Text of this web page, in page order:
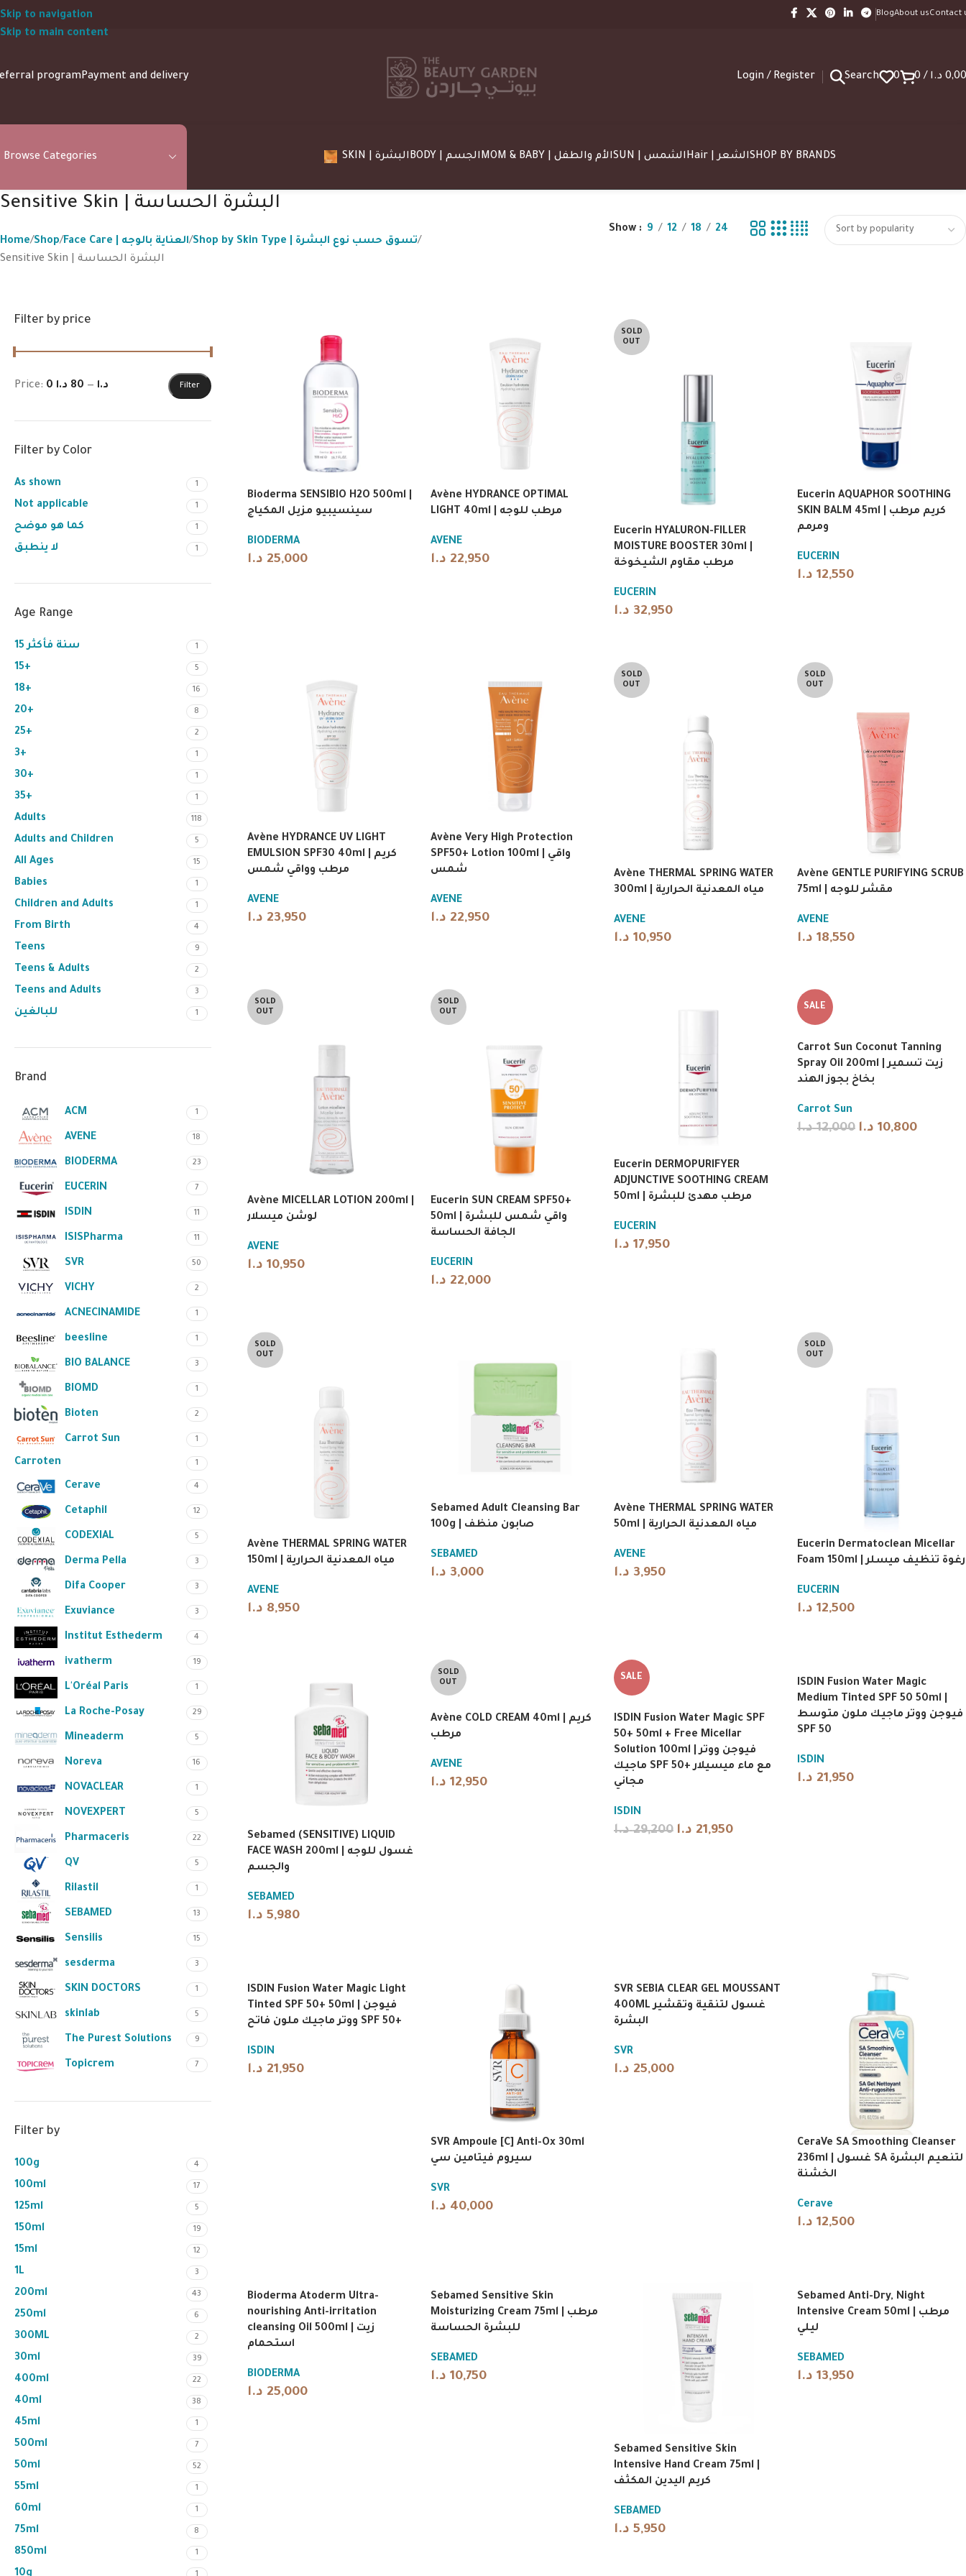
Skip to navigation
Skip to main content
BlogAbout usContact
programPayment and delivery Login / Register Search 0 0/ د.ا
Browse Categories SKIN | البشرة BODY | الجسم MOM & BABY | الأم والطفل SUN | الشمس Hair | الشعرSHOP BY BRANDS
Sensitive Skin | البشرة الحساسة
Home Shop Face Care | العناية بالوجه
Shop by Skin Type | تسوق حسب نوع البشرة
Sensitive Skin | البشرة الحساسة
Show 9 12 18 24
Filter by price
Filter
Price: 0 د.ا — 80 د.ا
Filter by Color
As shown 1
Not applicable 1
كما هو موضح 1
لا ينطبق 1
Age Range
15 سنة فأكثر 1
15+ 5
18+ 16
20+ 8
25+ 2
3+ 1
30+ 1
35+ 1
Adults 118
Adults and Children 5
All Ages 15
Babies 1
Children and Adults 1
From Birth 4
Teens 9
Teens & Adults 2
Teens and Adults 3
للبالغين 1
Brand
ACM 1
AVENE 18
BIODERMA 23
EUCERIN 7
ISDIN 11
ISISPharma 11
SVR 50
VICHY 2
ACNECINAMIDE 1
beesline 1
BIO BALANCE 3
BIOMD 1
Bioten 2
Carrot Sun 1
Carroten 1
Cerave 4
Cetaphil 12
CODEXIAL 5
Derma Pella 3
Difa Cooper 3
Exuviance 3
Institut Esthederm 4
ivatherm 19
L'Oréal Paris 1
La Roche-Posay 29
Mineaderm 5
Noreva 16
NOVACLEAR 1
NOVEXPERT 5
Pharmaceris 22
QV 5
Rilastil 1
SEBAMED 13
Sensilis 15
sesderma 3
SKIN DOCTORS 1
skinlab 5
The Purest Solutions 9
Topicrem 7
Filter by
100g 4
100ml 17
125ml 5
150ml 19
15ml 12
1L 3
200ml 43
250ml 6
300ML 2
30ml 39
400ml 22
40ml 38
45ml 1
500ml 7
50ml 52
55ml 1
60ml 1
75ml 8
850ml 1
1
Bioderma SENSIBIO H2O 500ml |
سينسيبيو مزيل المكياج
BIODERMA
25,000 د.ا
Avène HYDRANCE OPTIMAL
LIGHT 40ml | مرطب للوجه
AVENE
22,950 د.ا
SOLD
OUT
Eucerin HYALURON-FILLER
MOISTURE BOOSTER 30ml |
مرطب مقاوم الشيخوخة
EUCERIN
32,950 د.ا
Eucerin AQUAPHOR SOOTHING
SKIN BALM 45ml | كريم مرطب
ومرمم
EUCERIN
12,550 د.ا
Avène HYDRANCE UV LIGHT
EMULSION SPF30 40ml | كريم
مرطب وواقي شمس
AVENE
23,950 د.ا
Avène Very High Protection
SPF50+ Lotion 100ml | واقي
شمس
AVENE
22,950 د.ا
SOLD
OUT
Avène THERMAL SPRING WATER
300ml | مياه المعدنية الحرارية
AVENE
10,950 د.ا
SOLD
OUT
Avène GENTLE PURIFYING SCRUB
75ml | مقشر للوجه
AVENE
18,550 د.ا
SOLD
OUT
Avène MICELLAR LOTION 200ml |
لوشن ميسلار
AVENE
10,950 د.ا
SOLD
OUT
Eucerin SUN CREAM SPF50+
50ml | واقي شمس للبشرة
الجافة الحساسة
EUCERIN
22,000 د.ا
Eucerin DERMOPURIFYER
ADJUNCTIVE SOOTHING CREAM
50ml | مرطب مهدئ للبشرة
EUCERIN
17,950 د.ا
SALE
Carrot Sun Coconut Tanning
Spray Oil 200ml | زيت تسمير
بخاخ بجوز الهند
Carrot Sun
12,000 د.ا 10,800 د.ا
SOLD
OUT
Avène THERMAL SPRING WATER
150ml | مياه المعدنية الحرارية
AVENE
8,950 د.ا
Sebamed Adult Cleansing Bar
100g | صابون منظف
SEBAMED
3,000 د.ا
Avène THERMAL SPRING WATER
50ml | مياه المعدنية الحرارية
AVENE
3,950 د.ا
SOLD
OUT
Eucerin Dermatoclean Micellar
Foam 150ml | رغوة تنظيف ميسلر
EUCERIN
12,500 د.ا
Sebamed (SENSITIVE) LIQUID
FACE WASH 200ml | غسول للوجه
والجسم
SEBAMED
5,980 د.ا
SOLD
OUT
Avène COLD CREAM 40ml | كريم
مرطب
AVENE
12,950 د.ا
SALE
ISDIN Fusion Water Magic SPF
50+ 50ml + Free Micellar
Solution 100ml | فيوجن ووتر
ماجيك SPF 50+ مع ماء ميسيلار
مجاني
ISDIN
29,200 د.ا 21,950 د.ا
ISDIN Fusion Water Magic
Medium Tinted SPF 50 50ml |
فيوجن ووتر ماجيك ملون متوسط
SPF 50
ISDIN
21,950 د.ا
ISDIN Fusion Water Magic Light
Tinted SPF 50+ 50ml | فيوجن
ووتر ماجيك ملون فاتح SPF 50+
ISDIN
21,950 د.ا
SVR Ampoule [C] Anti-Ox 30ml
سيروم فيتامين سي
SVR
40,000 د.ا
SVR SEBIA CLEAR GEL MOUSSANT
400ML غسول لتنقية وتقشير
البشرة
SVR
25,000 د.ا
CeraVe SA Smoothing Cleanser
236ml | غسول SA لتنعيم البشرة
الخشنة
Cerave
12,500 د.ا
Bioderma Atoderm Ultra-
nourishing Anti-irritation
cleansing Oil 500ml | زيت
استحمام
BIODERMA
25,000 د.ا
Sebamed Sensitive Skin
Moisturizing Cream 75ml | مرطب
للبشرة الحساسة
SEBAMED
10,750 د.ا
Sebamed Sensitive Skin
Intensive Hand Cream 75ml |
كريم اليدين المكثف
SEBAMED
5,950 د.ا
Sebamed Anti-Dry, Night
Intensive Cream 50ml | مرطب
ليلي
SEBAMED
13,950 د.ا